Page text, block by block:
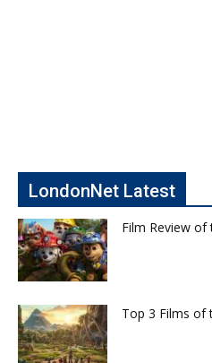
LondonNet Latest
Film Review of
Top 3 Films of